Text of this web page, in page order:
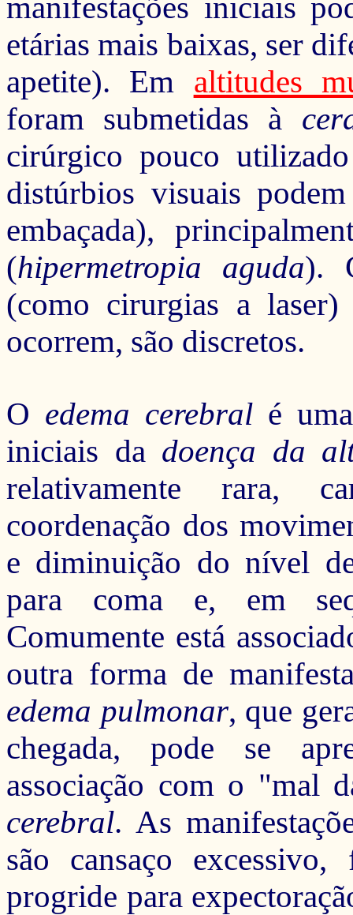
manifestações iniciais
etárias mais baixas, ser
apetite). Em altitudes
foram submetidas à
cirúrgico pouco
distúrbios visuais
embaçada),
(hipermetropia aguda).
(como cirurgias a laser)
ocorrem, são discretos.
O edema cerebral é
iniciais da doença da
relativamente rara,
coordenação dos
e diminuição do nível
para coma e, em
Comumente está
outra forma de
edema pulmonar, que
chegada, pode se
associação com o "mal
cerebral. As
são cansaço
progride para